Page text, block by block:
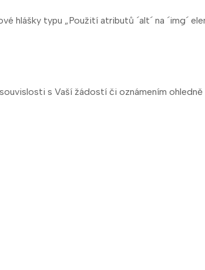
hlášky typu „Použití atributů ´alt´ na ´img´
s Vaší žádostí či oznámením